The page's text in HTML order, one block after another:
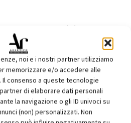
noi e i nostri partner utilizziamo
memorizzare e/o accedere alle
consenso a queste tecnologie
di elaborare dati personali
la navigazione o gli ID univoci su
(non) personalizzati. Non
an der TUM, Kéré
– HK Architekten, Munich